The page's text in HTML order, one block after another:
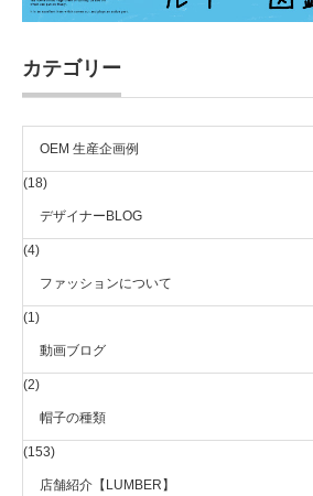
カテゴリー
OEM 生産企画例
(18)
デザイナーBLOG
(4)
ファッションについて
(1)
動画ブログ
(2)
帽子の種類
(153)
店舗紹介【LUMBER】